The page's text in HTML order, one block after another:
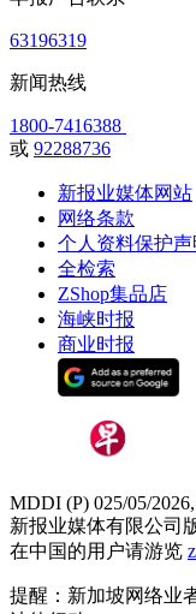
63196319
新闻热线
1800-7416388
或 92288736
新报业媒体网站
网络条款
个人资料保护声
全检索
ZShop集品店
海峡时报
商业时报
MDDI (P) 025/05/
新报业媒体有限公司
在中国的用户请游览
提醒：新加坡网络业